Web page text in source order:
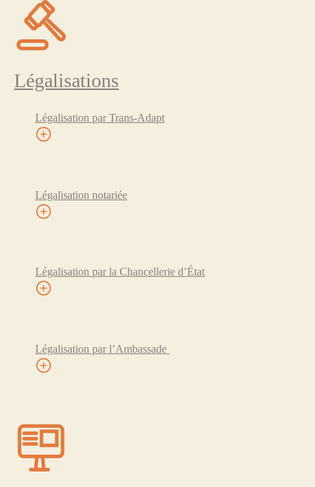
Légalisations
Légalisation par Trans-Adapt
Légalisation notariée
Légalisation par la Chancellerie d’État
Légalisation par l’Ambassade